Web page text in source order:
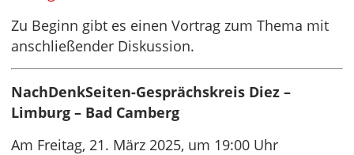
Zu Beginn gibt es einen Vortrag zum Thema mit
anschließender Diskussion.
NachDenkSeiten-Gesprächskreis Diez –
Limburg – Bad Camberg
Am Freitag, 21. März 2025, um 19:00 Uhr